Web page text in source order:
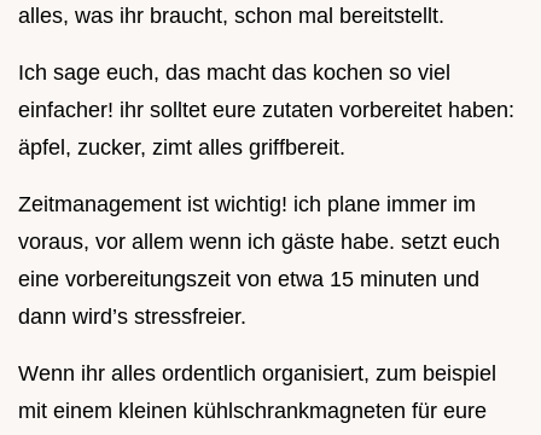
alles, was ihr braucht, schon mal bereitstellt.
Ich sage euch, das macht das kochen so viel
einfacher! ihr solltet eure zutaten vorbereitet haben:
äpfel, zucker, zimt alles griffbereit.
Zeitmanagement ist wichtig! ich plane immer im
voraus, vor allem wenn ich gäste habe. setzt euch
eine vorbereitungszeit von etwa 15 minuten und
dann wird’s stressfreier.
Wenn ihr alles ordentlich organisiert, zum beispiel
mit einem kleinen kühlschrankmagneten für eure